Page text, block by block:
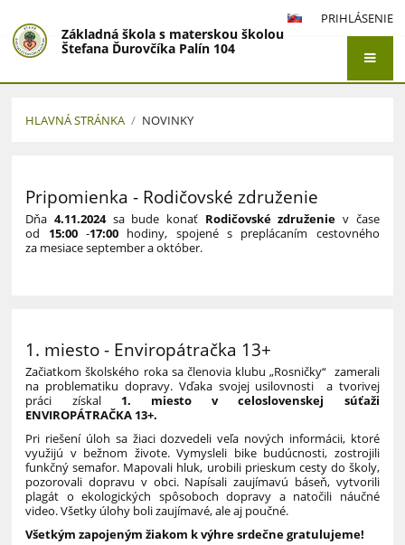
PRIHLÁSENIE
Základná škola s materskou školou
Štefana Ďurovčíka Palín 104
HLAVNÁ STRÁNKA / NOVINKY
Pripomienka - Rodičovské združenie
Dňa 4.11.2024sa bude konať Rodičovské združenie v čase
od 15:00-17:00 hodiny, spojené s preplácaním cestovného
za mesiace september a október.
1. miesto - Enviropátračka 13+
Začiatkom školského roka sa členovia klubu „Rosničky“ zamerali
na problematiku dopravy. Vďaka svojej usilovnosti a tvorivej
práci získal 1. miesto v celoslovenskej súťaži
ENVIROPÁTRAČKA 13+.
Pri riešení úloh sa žiaci dozvedeli veľa nových informácii, ktoré
využijú v bežnom živote. Vymysleli bike budúcnosti, zostrojili
funkčný semafor. Mapovali hluk, urobili prieskum cesty do školy,
pozorovali dopravu v obci. Napísali zaujímavú báseň, vytvorili
plagát o ekologických spôsoboch dopravy a natočili náučné
video. Všetky úlohy boli zaujímavé, ale aj poučné.
Všetkým zapojeným žiakom k výhre srdečne gratulujeme!